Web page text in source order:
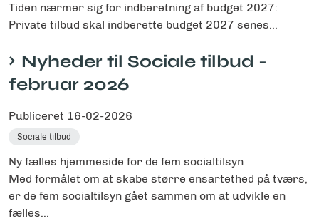
Tiden nærmer sig for indberetning af budget 2027:
Private tilbud skal indberette budget 2027 senes...
Nyheder til Sociale tilbud -
februar 2026
Publiceret 16-02-2026
Sociale tilbud
Ny fælles hjemmeside for de fem socialtilsyn
Med formålet om at skabe større ensartethed på tværs,
er de fem socialtilsyn gået sammen om at udvikle en
fælles...